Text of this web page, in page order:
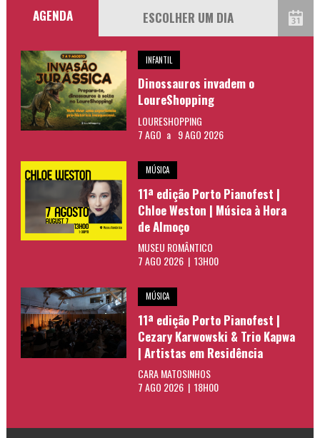
AGENDA
INFANTIL
Dinossauros invadem o
LoureShopping
LOURESHOPPING
7 AGO a 9 AGO 2026
MÚSICA
11ª edição Porto Pianofest |
Chloe Weston | Música à Hora
de Almoço
MUSEU ROMÂNTICO
7 AGO 2026 | 13H00
MÚSICA
11ª edição Porto Pianofest |
Cezary Karwowski & Trio Kapwa
| Artistas em Residência
CARA MATOSINHOS
7 AGO 2026 | 18H00